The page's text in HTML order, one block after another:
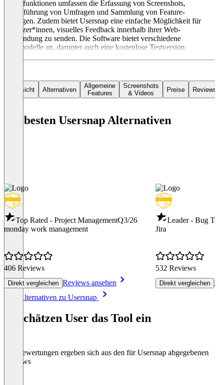
Hauptfunktionen umfassen die Erfassung von Screenshots,
Durchführung von Umfragen und Sammlung von Feature-
Anfragen. Zudem bietet Usersnap eine einfache Möglichkeit für
Benutzer*innen, visuelles Feedback innerhalb ihrer Web-
Anwendung zu senden. Die Software bietet verschiedene
Preismodelle an, darunter auch eine kostenlose Testversion.
Übersicht Alternativen
Allgemeine
Features
Screenshots
& Videos
Preise Reviews
Die besten Usersnap Alternativen
Top Rated - Project ManagementQ3/26
monday work management
406 Reviews
Direkt vergleichen Reviews ansehen
Leader - Bug
Jira
532 Reviews
Direkt vergleichen
Alle Alternativen zu Usersnap
So schätzen User das Tool ein
Die Bewertungen ergeben sich aus den für Usersnap abgegebenen
Reviews